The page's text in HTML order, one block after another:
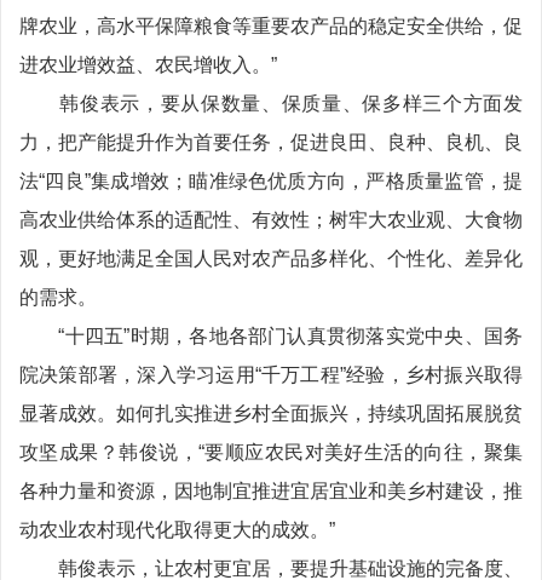
牌农业，高水平保障粮食等重要农产品的稳定安全供给，促
进农业增效益、农民增收入。”
韩俊表示，要从保数量、保质量、保多样三个方面发
力，把产能提升作为首要任务，促进良田、良种、良机、良
法“四良”集成增效；瞄准绿色优质方向，严格质量监管，提
高农业供给体系的适配性、有效性；树牢大农业观、大食物
观，更好地满足全国人民对农产品多样化、个性化、差异化
的需求。
“十四五”时期，各地各部门认真贯彻落实党中央、国务
院决策部署，深入学习运用“千万工程”经验，乡村振兴取得
显著成效。如何扎实推进乡村全面振兴，持续巩固拓展脱贫
攻坚成果？韩俊说，“要顺应农民对美好生活的向往，聚集
各种力量和资源，因地制宜推进宜居宜业和美乡村建设，推
动农业农村现代化取得更大的成效。”
韩俊表示，让农村更宜居，要提升基础设施的完备度、